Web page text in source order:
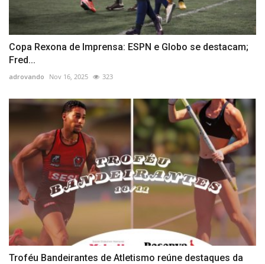
Copa Rexona de Imprensa: ESPN e Globo se destacam;
Fred...
adrovando Nov 16, 2025 323
Troféu Bandeirantes de Atletismo reúne destaques da